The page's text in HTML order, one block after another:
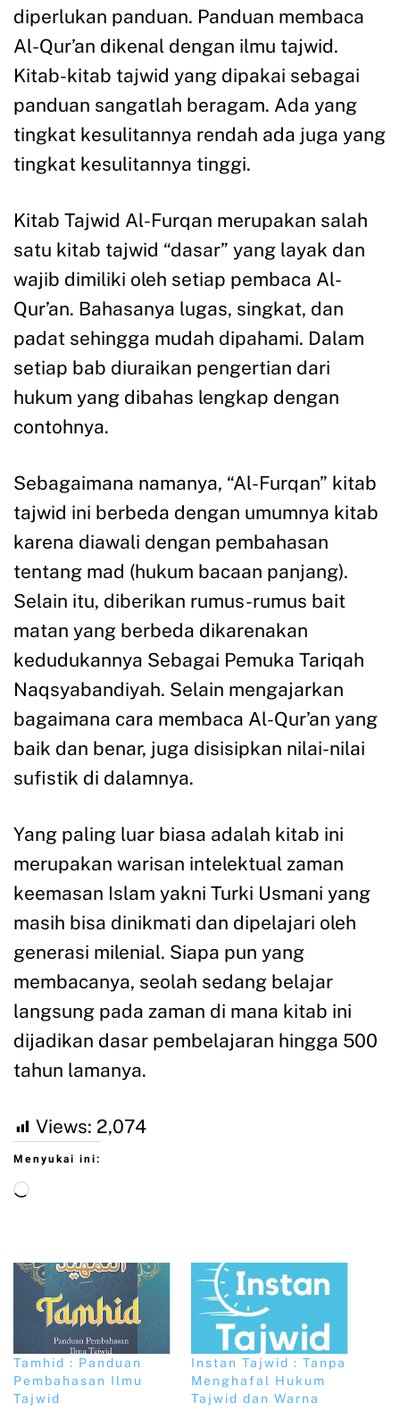
diperlukan panduan. Panduan membaca
Al-Qur’an dikenal dengan ilmu tajwid.
Kitab-kitab tajwid yang dipakai sebagai
panduan sangatlah beragam. Ada yang
tingkat kesulitannya rendah ada juga yang
tingkat kesulitannya tinggi.
Kitab Tajwid Al-Furqan merupakan salah
satu kitab tajwid “dasar” yang layak dan
wajib dimiliki oleh setiap pembaca Al-
Qur’an. Bahasanya lugas, singkat, dan
padat sehingga mudah dipahami. Dalam
setiap bab diuraikan pengertian dari
hukum yang dibahas lengkap dengan
contohnya.
Sebagaimana namanya, “Al-Furqan” kitab
tajwid ini berbeda dengan umumnya kitab
karena diawali dengan pembahasan
tentang mad (hukum bacaan panjang).
Selain itu, diberikan rumus-rumus bait
matan yang berbeda dikarenakan
kedudukannya Sebagai Pemuka Tariqah
Naqsyabandiyah. Selain mengajarkan
bagaimana cara membaca Al-Qur’an yang
baik dan benar, juga disisipkan nilai-nilai
sufistik di dalamnya.
Yang paling luar biasa adalah kitab ini
merupakan warisan intelektual zaman
keemasan Islam yakni Turki Usmani yang
masih bisa dinikmati dan dipelajari oleh
generasi milenial. Siapa pun yang
membacanya, seolah sedang belajar
langsung pada zaman di mana kitab ini
dijadikan dasar pembelajaran hingga 500
tahun lamanya.
Views: 2,074
Menyukai ini:
Tamhid : Panduan
Pembahasan Ilmu
Tajwid
Instan Tajwid : Tanpa
Menghafal Hukum
Tajwid dan Warna